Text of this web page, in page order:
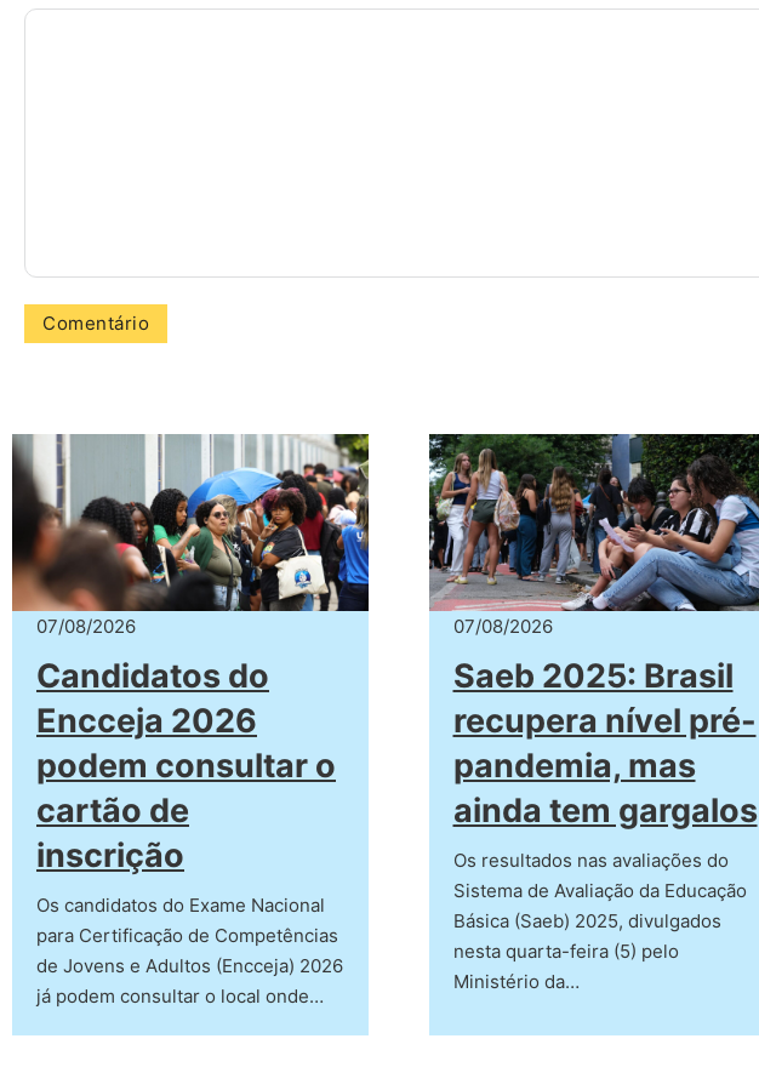
07/08/2026
Candidatos do
Encceja 2026
podem consultar o
cartão de
inscrição
Os candidatos do Exame Nacional
para Certificação de Competências
de Jovens e Adultos (Encceja) 2026
já podem consultar o local onde…
07/08/2026
Saeb 2025: Brasil
recupera nível pré-
pandemia, mas
ainda tem gargalos
Os resultados nas avaliações do
Sistema de Avaliação da Educação
Básica (Saeb) 2025, divulgados
nesta quarta-feira (5) pelo
Ministério da…